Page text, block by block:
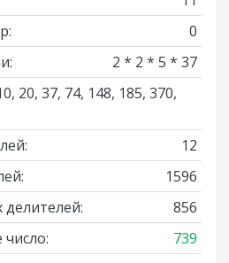
0
2 * 2 * 5 * 37
20, 37, 74, 148, 185, 370,
12
1596
856
739